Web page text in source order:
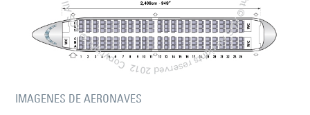
IMAGENES DE AERONAVES